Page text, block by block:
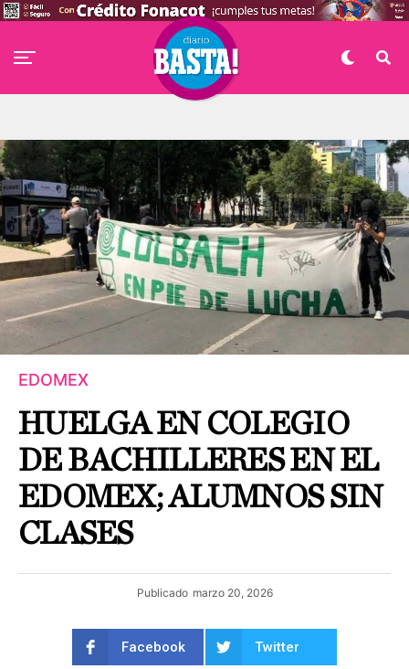
EDOMEX
HUELGA EN COLEGIO
DE BACHILLERES EN EL
EDOMEX; ALUMNOS SIN
CLASES
Publicado marzo 20, 2026
Facebook Twitter